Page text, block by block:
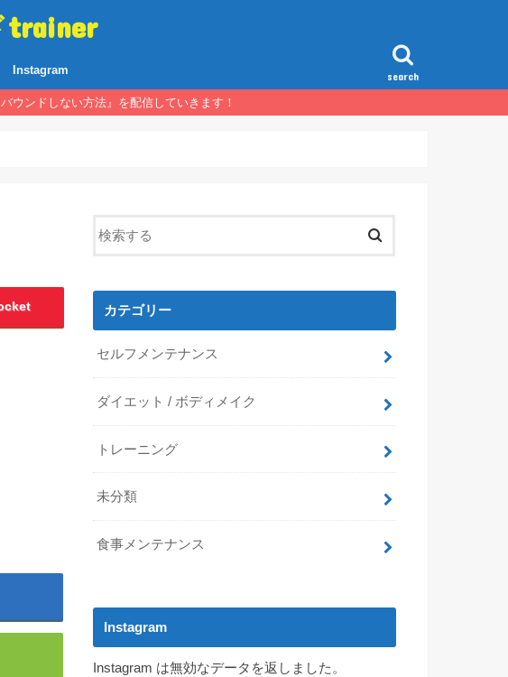
search
Instagram
ウンドしない方法』を配信していきます！
カテゴリー
セルフメンテナンス
ダイエット / ボディメイク
トレーニング
未分類
食事メンテナンス
Instagram
Instagram は無効なデータを返しました。